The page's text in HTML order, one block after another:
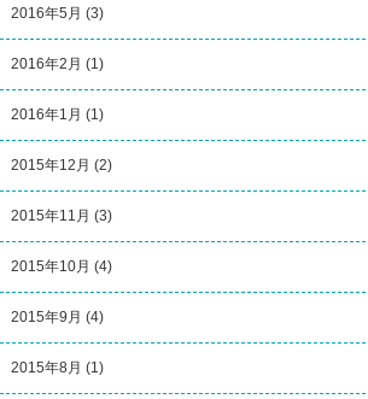
2016年5月 (3)
2016年2月 (1)
2016年1月 (1)
2015年12月 (2)
2015年11月 (3)
2015年10月 (4)
2015年9月 (4)
2015年8月 (1)